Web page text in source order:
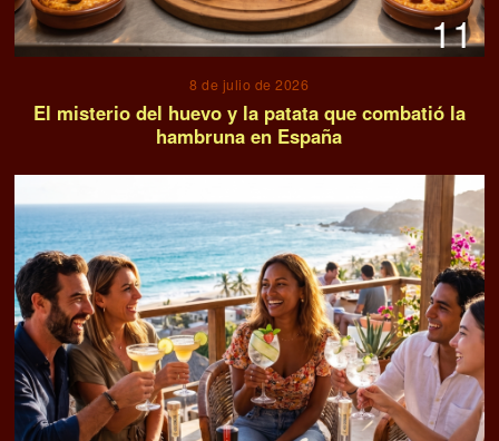
11
8 de julio de 2026
El misterio del huevo y la patata que combatió la
hambruna en España